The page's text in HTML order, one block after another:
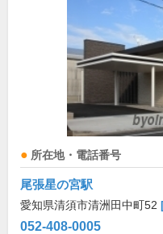
所在地・電話番号
尾張星の宮駅
愛知県清須市清洲田中町52
052-408-0005